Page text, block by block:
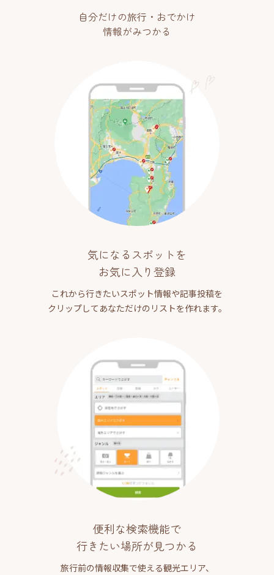
自分だけの旅行・おでかけ
情報がみつかる
気になるスポットを
お気に入り登録
これから行きたいスポット情報や記事投稿を
クリップしてあなただけのリストを作れます。
便利な検索機能で
行きたい場所が見つかる
旅行前の情報収集で使える観光エリア、